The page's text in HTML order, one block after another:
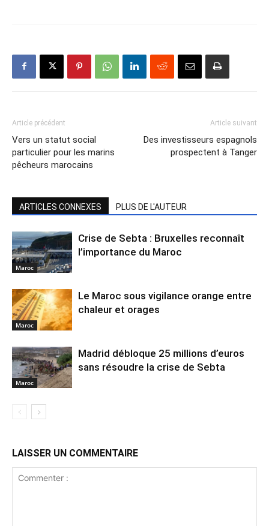
Article précédent
Vers un statut social
particulier pour les marins
pêcheurs marocains
Article suivant
Des investisseurs espagnols
prospectent à Tanger
ARTICLES CONNEXES PLUS DE L'AUTEUR
Maroc
Crise de Sebta : Bruxelles reconnaît
l’importance du Maroc
Maroc
Le Maroc sous vigilance orange entre
chaleur et orages
Maroc
Madrid débloque 25 millions d’euros
sans résoudre la crise de Sebta
LAISSER UN COMMENTAIRE